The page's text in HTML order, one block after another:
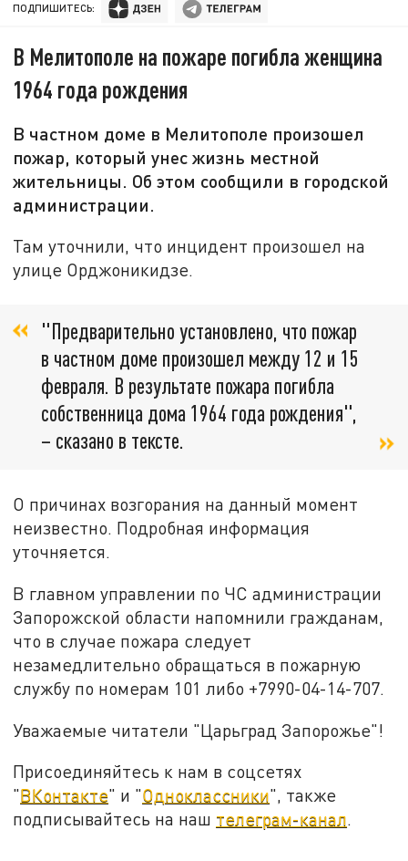
ПОДПИШИТЕСЬ:
В Мелитополе на пожаре погибла женщина
1964 года рождения
В частном доме в Мелитополе произошел
пожар, который унес жизнь местной
жительницы. Об этом сообщили в городской
администрации.
Там уточнили, что инцидент произошел на
улице Орджоникидзе.
"Предварительно установлено, что пожар
в частном доме произошел между 12 и 15
февраля. В результате пожара погибла
собственница дома 1964 года рождения",
– сказано в тексте.
О причинах возгорания на данный момент
неизвестно. Подробная информация
уточняется.
В главном управлении по ЧС администрации
Запорожской области напомнили гражданам,
что в случае пожара следует
незамедлительно обращаться в пожарную
службу по номерам 101 либо +7990-04-14-707.
Уважаемые читатели "Царьград Запорожье"!
Присоединяйтесь к нам в соцсетях
"ВКонтакте" и "Одноклассники", также
подписывайтесь на наш телеграм-канал.